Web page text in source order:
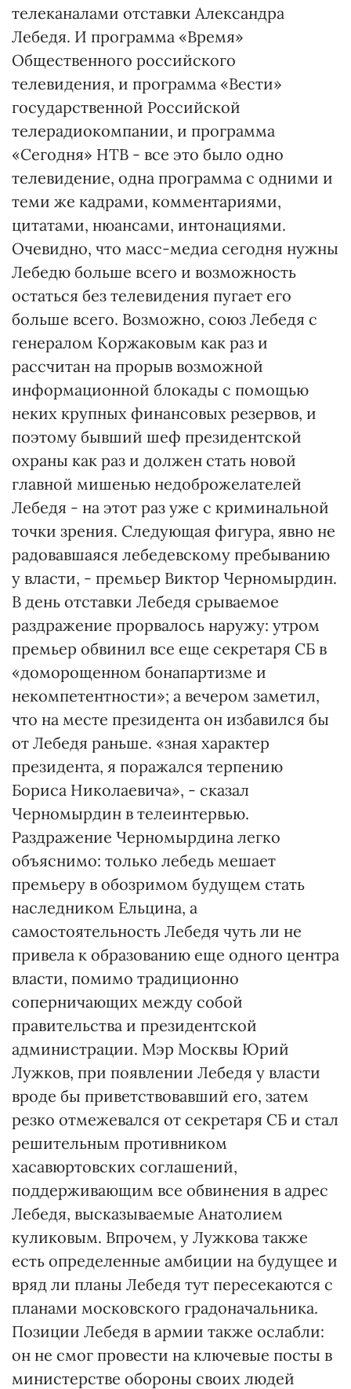
телеканалами отставки Александра
Лебедя. И программа «Время»
Общественного российского
телевидения, и программа «Вести»
государственной Российской
телерадиокомпании, и программа
«Сегодня» НТВ - все это было одно
телевидение, одна программа с одними и
теми же кадрами, комментариями,
цитатами, нюансами, интонациями.
Очевидно, что масс-медиа сегодня нужны
Лебедю больше всего и возможность
остаться без телевидения пугает его
больше всего. Возможно, союз Лебедя с
генералом Коржаковым как раз и
рассчитан на прорыв возможной
информационной блокады с помощью
неких крупных финансовых резервов, и
поэтому бывший шеф президентской
охраны как раз и должен стать новой
главной мишенью недоброжелателей
Лебедя - на этот раз уже с криминальной
точки зрения. Следующая фигура, явно не
радовавшаяся лебедевскому пребыванию
у власти, - премьер Виктор Черномырдин.
В день отставки Лебедя срываемое
раздражение прорвалось наружу: утром
премьер обвинил все еще секретаря СБ в
«доморощенном бонапартизме и
некомпетентности»; а вечером заметил,
что на месте президента он избавился бы
от Лебедя раньше. «зная характер
президента, я поражался терпению
Бориса Николаевича», - сказал
Черномырдин в телеинтервью.
Раздражение Черномырдина легко
объяснимо: только лебедь мешает
премьеру в обозримом будущем стать
наследником Ельцина, а
самостоятельность Лебедя чуть ли не
привела к образованию еще одного центра
власти, помимо традиционно
соперничающих между собой
правительства и президентской
администрации. Мэр Москвы Юрий
Лужков, при появлении Лебедя у власти
вроде бы приветствовавший его, затем
резко отмежевался от секретаря СБ и стал
решительным противником
хасавюртовских соглашений,
поддерживающим все обвинения в адрес
Лебедя, высказываемые Анатолием
куликовым. Впрочем, у Лужкова также
есть определенные амбиции на будущее и
вряд ли планы Лебедя тут пересекаются с
планами московского градоначальника.
Позиции Лебедя в армии также ослабли:
он не смог провести на ключевые посты в
министерстве обороны своих людей